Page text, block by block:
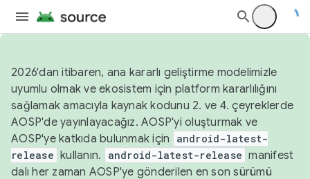
2026'dan itibaren, ana kararlı geliştirme modelimizle
uyumlu olmak ve ekosistem için platform kararlılığını
sağlamak amacıyla kaynak kodunu 2. ve 4. çeyreklerde
AOSP'de yayınlayacağız. AOSP'yi oluşturmak ve
AOSP'ye katkıda bulunmak için
android-latest-
release kullanın. android-latest-release manifest
dalı her zaman AOSP'ye gönderilen en son sürümü